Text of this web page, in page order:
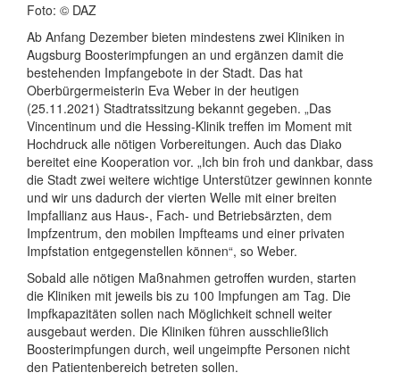
Foto: © DAZ
Ab Anfang Dezember bieten mindestens zwei Kliniken in
Augsburg Boosterimpfungen an und ergänzen damit die
bestehenden Impfangebote in der Stadt. Das hat
Oberbürgermeisterin Eva Weber in der heutigen
(25.11.2021) Stadtratssitzung bekannt gegeben. „Das
Vincentinum und die Hessing-Klinik treffen im Moment mit
Hochdruck alle nötigen Vorbereitungen. Auch das Diako
bereitet eine Kooperation vor. „Ich bin froh und dankbar, dass
die Stadt zwei weitere wichtige Unterstützer gewinnen konnte
und wir uns dadurch der vierten Welle mit einer breiten
Impfallianz aus Haus-, Fach- und Betriebsärzten, dem
Impfzentrum, den mobilen Impfteams und einer privaten
Impfstation entgegenstellen können“, so Weber.
Sobald alle nötigen Maßnahmen getroffen wurden, starten
die Kliniken mit jeweils bis zu 100 Impfungen am Tag. Die
Impfkapazitäten sollen nach Möglichkeit schnell weiter
ausgebaut werden. Die Kliniken führen ausschließlich
Boosterimpfungen durch, weil ungeimpfte Personen nicht
den Patientenbereich betreten sollen.